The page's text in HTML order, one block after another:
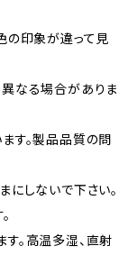
の印象が違って見
なる場合がありま
す。製品品質の問
にしないで下さい。
。高温多湿、直射